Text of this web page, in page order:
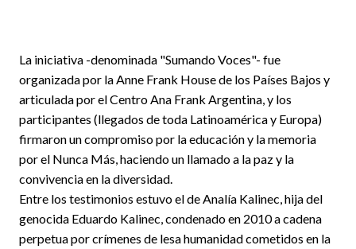
La iniciativa -denominada "Sumando Voces"- fue
organizada por la Anne Frank House de los Países Bajos y
articulada por el Centro Ana Frank Argentina, y los
participantes (llegados de toda Latinoamérica y Europa)
firmaron un compromiso por la educación y la memoria
por el Nunca Más, haciendo un llamado a la paz y la
convivencia en la diversidad.
Entre los testimonios estuvo el de Analía Kalinec, hija del
genocida Eduardo Kalinec, condenado en 2010 a cadena
perpetua por crímenes de lesa humanidad cometidos en la